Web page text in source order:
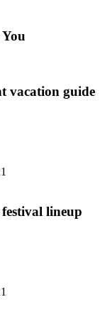
vacation guide
lineup